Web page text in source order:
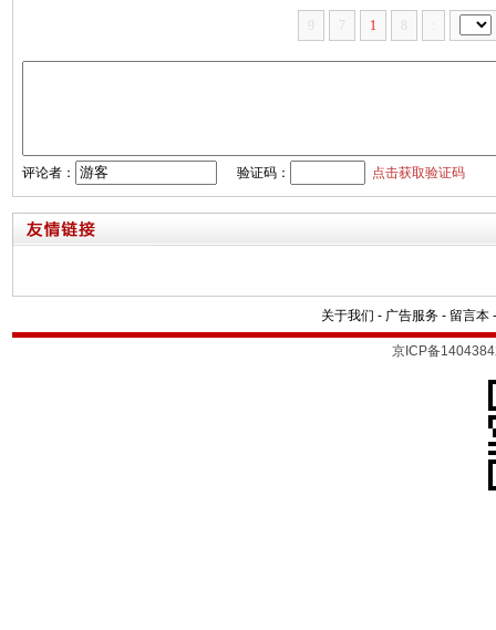
7 1 :
评论者： 验证码： 点击获取验证码
关于我们 - 广告服务 - 留言本
京ICP备